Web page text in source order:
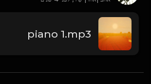
piano 1.mp3